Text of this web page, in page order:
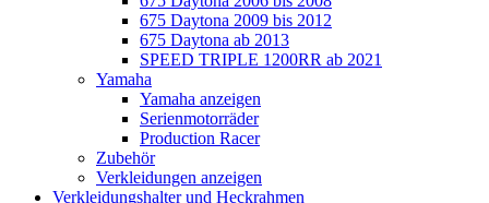
675 Daytona 2009 bis 2012
675 Daytona ab 2013
SPEED TRIPLE 1200RR ab 2021
Yamaha
Yamaha anzeigen
Serienmotorräder
Production Racer
Zubehör
Verkleidungen anzeigen
Verkleidungshalter und Heckrahmen